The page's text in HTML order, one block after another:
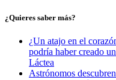
¿Quieres saber más?
¿Un atajo en el
podría haber creado
Láctea
Astrónomos